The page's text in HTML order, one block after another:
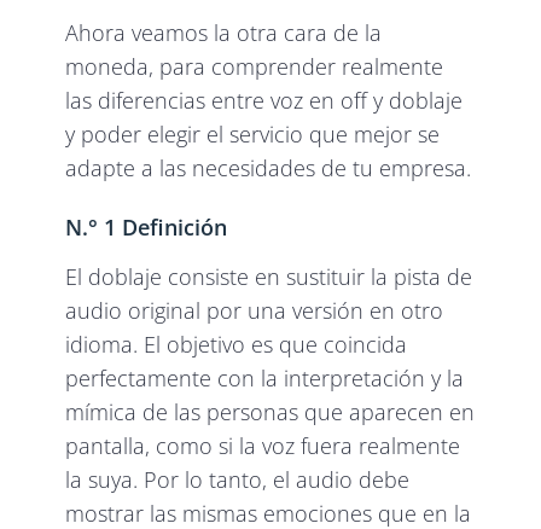
Ahora veamos la otra cara de la
moneda, para comprender realmente
las diferencias entre voz en off y doblaje
y poder elegir el servicio que mejor se
adapte a las necesidades de tu empresa.
N.° 1 Definición
El doblaje consiste en sustituir la pista de
audio original por una versión en otro
idioma. El objetivo es que coincida
perfectamente con la interpretación y la
mímica de las personas que aparecen en
pantalla, como si la voz fuera realmente
la suya. Por lo tanto, el audio debe
mostrar las mismas emociones que en la